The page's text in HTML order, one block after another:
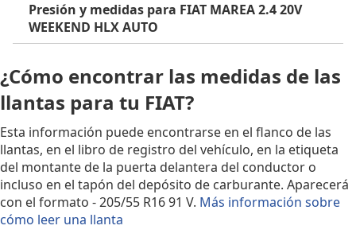
Presión y medidas para FIAT MAREA 2.4 20V
WEEKEND HLX AUTO
¿Cómo encontrar las medidas de las
llantas para tu FIAT?
Esta información puede encontrarse en el flanco de las
llantas, en el libro de registro del vehículo, en la etiqueta
del montante de la puerta delantera del conductor o
incluso en el tapón del depósito de carburante. Aparecerá
con el formato - 205/55 R16 91 V. Más información sobre
cómo leer una llanta